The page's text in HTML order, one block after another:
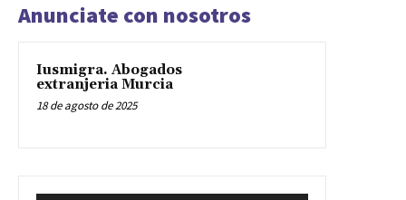
Anunciate con nosotros
Iusmigra. Abogados
extranjeria Murcia
18 de agosto de 2025